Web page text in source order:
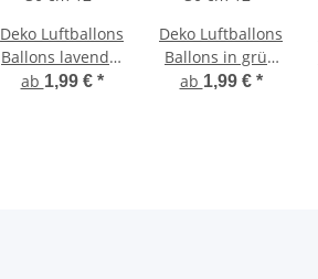
Deko Luftballons
Ballons lavendel
30 cm 12"
ab 1,99 € *
Deko Luftballons
Ballons in grün
30 cm 12"
ab 1,99 € *